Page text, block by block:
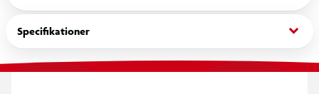
krydse og udforske miljøet. Du får brug for alle de værktøjer,
du har til rådighed, for at overleve og undslippe Viewros.
Specifikationer keyboard_arrow_down